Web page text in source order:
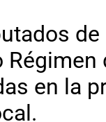
en la